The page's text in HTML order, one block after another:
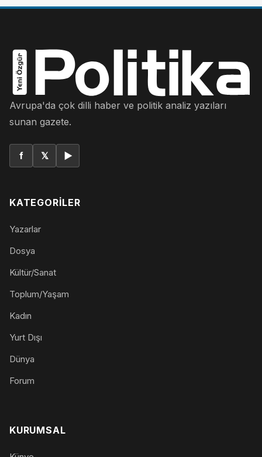
Avrupa'da çok dilli haber ve politik analiz yazıları
sunan gazete.
f 𝕏 ▶
KATEGORILER
Yazarlar
Dosya
Kültür/Sanat
Toplum/Yaşam
Kadın
Yurt Dışı
Dünya
Forum
KURUMSAL